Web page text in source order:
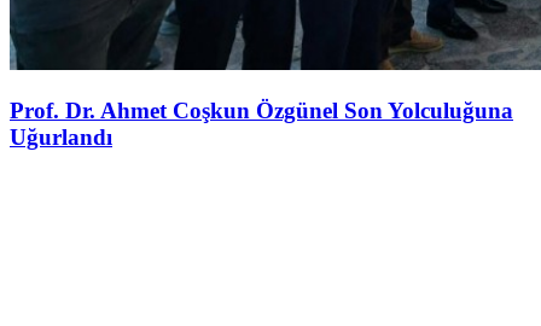
Prof. Dr. Ahmet Coşkun Özgünel Son Yolculuğuna
Uğurlandı